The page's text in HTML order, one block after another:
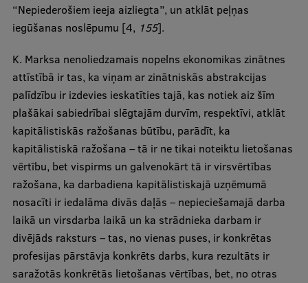
“Nepiederošiem ieeja aizliegta”, un atklāt peļņas
iegūšanas noslēpumu [4, 155].
K. Marksa nenoliedzamais nopelns ekonomikas zinātnes
attīstībā ir tas, ka viņam ar zinātniskās abstrakcijas
palīdzību ir izdevies ieskatīties tajā, kas notiek aiz šīm
plašākai sabiedrībai slēgtajām durvīm, respektīvi, atklāt
kapitālistiskās ražošanas būtību, parādīt, ka
kapitālistiskā ražošana – tā ir ne tikai noteiktu lietošanas
vērtību, bet vispirms un galvenokārt tā ir virsvērtības
ražošana, ka darbadiena kapitālistiskajā uzņēmumā
nosacīti ir iedalāma divās daļās – nepieciešamajā darba
laikā un virsdarba laikā un ka strādnieka darbam ir
divējāds raksturs – tas, no vienas puses, ir konkrētas
profesijas pārstāvja konkrēts darbs, kura rezultāts ir
saražotās konkrētās lietošanas vērtības, bet, no otras